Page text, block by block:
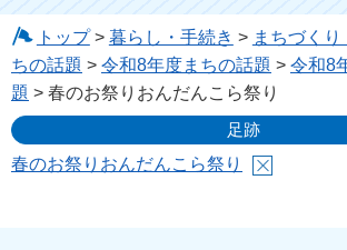
トップ> 暮らし・手続き > まちづく
ちの話題 > 令和8年度まちの話題 > 令和8
題 > 春のお祭りおんだんこら祭り
足跡
春のお祭りおんだんこら祭り